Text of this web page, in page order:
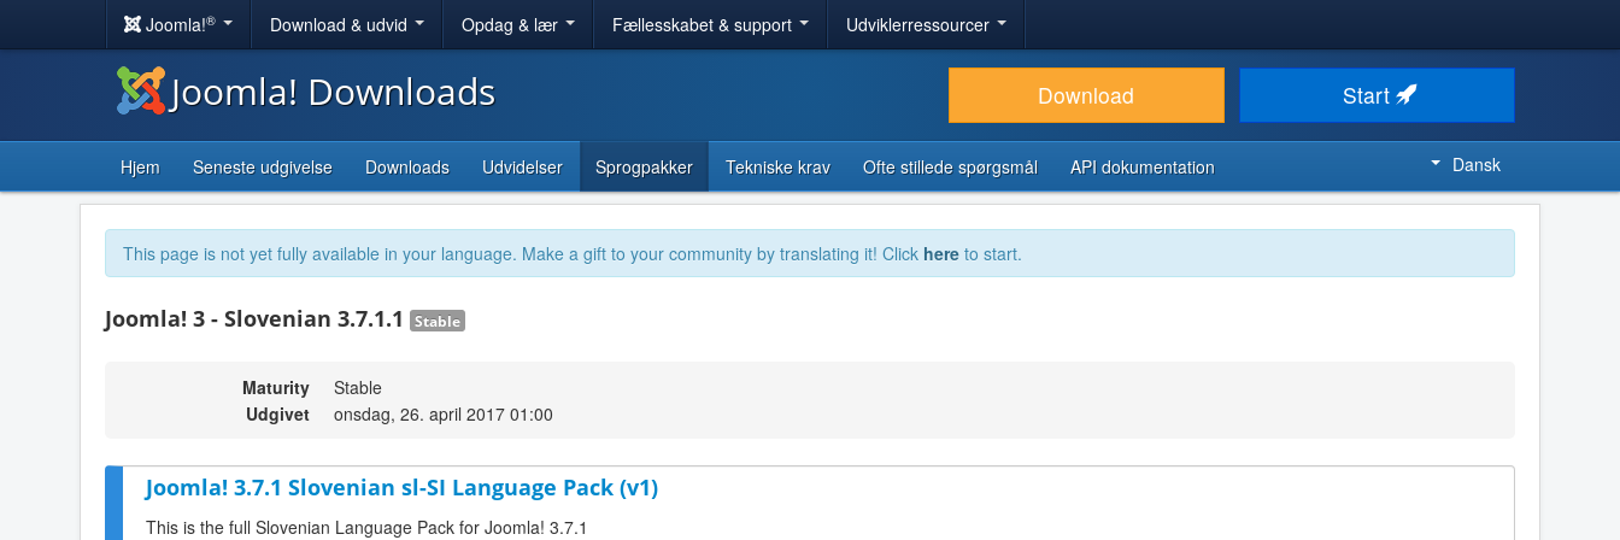
Joomla!® Download & udvid Opdag & lær Fællesskabet & support Udviklerressourcer
Joomla! Downloads Download Start
Hjem Seneste udgivelse Downloads Udvidelser Sprogpakker Tekniske krav Ofte stillede spørgsmål API dokumentation Dansk
This page is not yet fully available in your language. Make a gift to your community by translating it! Click here to start.
Joomla! 3 - Slovenian 3.7.1.1 Stable
Maturity
Stable
Udgivet
onsdag, 26. april 2017 01:00
Joomla! 3.7.1 Slovenian sl-SI Language Pack (v1)
This is the full Slovenian Language Pack for Joomla! 3.7.1